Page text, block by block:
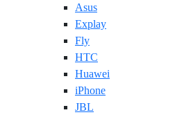
Asus
Explay
Fly
HTC
Huawei
iPhone
JBL